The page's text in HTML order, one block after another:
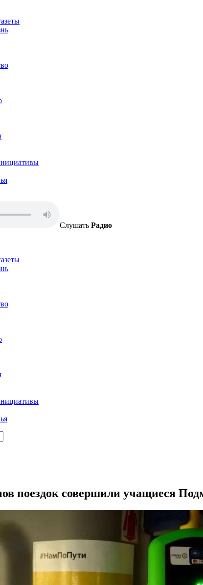
Слушать Радио
поездок совершили учащиеся